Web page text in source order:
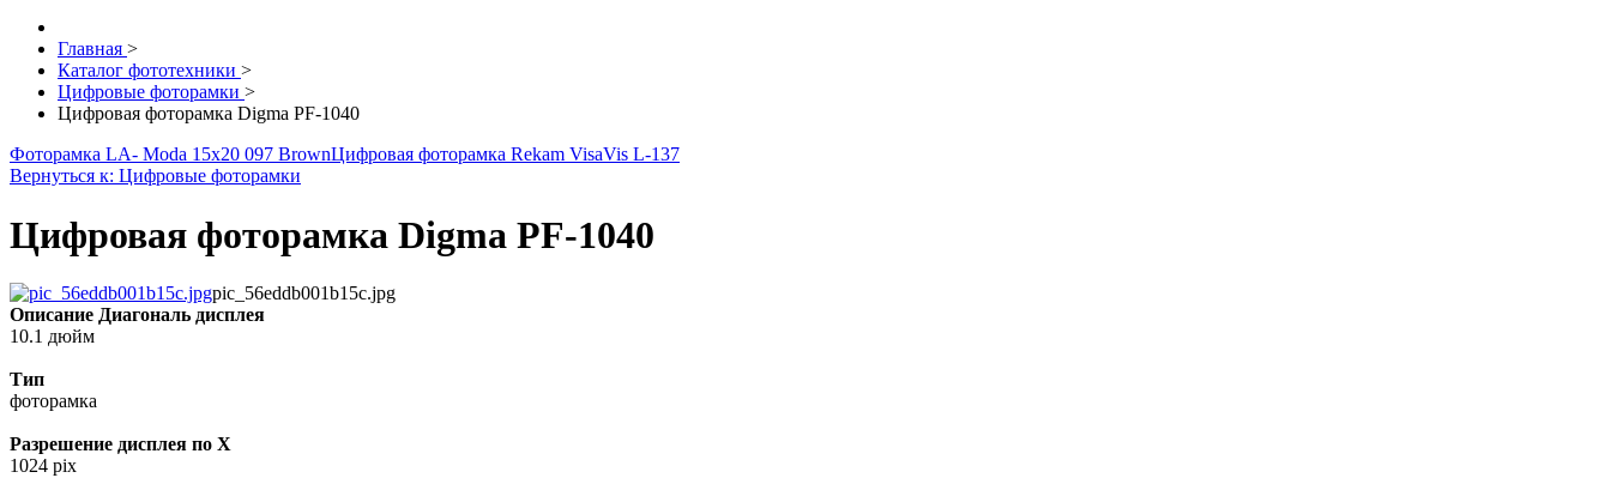
Главная >
Каталог фототехники >
Цифровые фоторамки >
Цифровая фоторамка Digma PF-1040
Фоторамка LA- Moda 15x20 097 BrownЦифровая фоторамка Rekam VisaVis L-137
Вернуться к: Цифровые фоторамки
Цифровая фоторамка Digma PF-1040
pic_56eddb001b15c.jpg
Описание Диагональ дисплея
10.1 дюйм
Тип
фоторамка
Разрешение дисплея по X
1024 pix